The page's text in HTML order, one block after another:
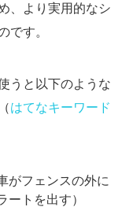
、より実用的なシ
です。
うと以下のような
はてなキーワード
がフェンスの外に
トを出す）